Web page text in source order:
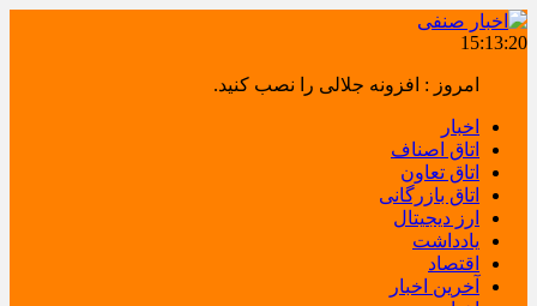
15:13:20
امروز : افزونه جلالی را نصب کنید.
اخبار
اتاق اصناف
اتاق تعاون
اتاق بازرگانی
ارز دیجیتال
یادداشت
اقتصاد
آخرین اخبار